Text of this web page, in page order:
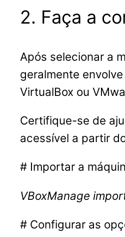
2. Faça a
Após selecionar a
geralmente envolve
VirtualBox ou
Certifique-se de
acessível a partir
# Importar a
VBoxManage
# Configurar as